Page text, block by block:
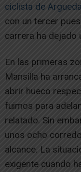
ciclista de
con un tercer
carrera ha dejado
En las primeras
Mansilla ha
abrir hueco
fuimos para
relatado. Sin
unos ocho
alcance. La
exigente cuando